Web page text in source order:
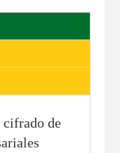
cifrado de